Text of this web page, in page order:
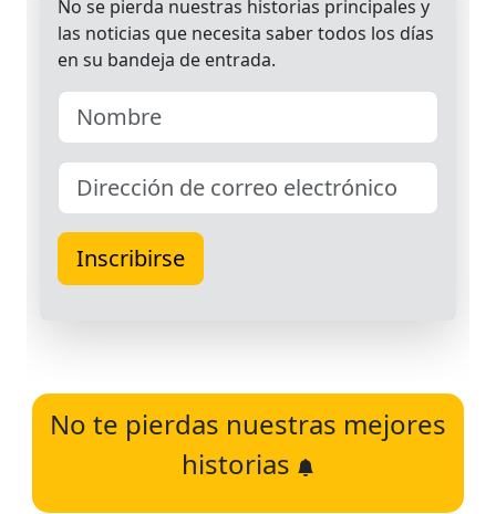
No te pierdas nuestras mejores
historias